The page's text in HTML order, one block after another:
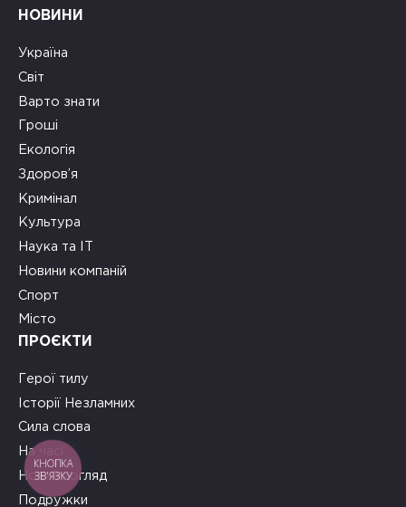
НОВИНИ
Україна
Світ
Варто знати
Гроші
Екологія
Здоров’я
Кримінал
Культура
Наука та ІТ
Новини компаній
Спорт
Місто
ПРОЄКТИ
Герої тилу
Історії Незламних
Сила слова
На часі
Новий погляд
Подружки
КНОПКА
ЗВ'ЯЗКУ